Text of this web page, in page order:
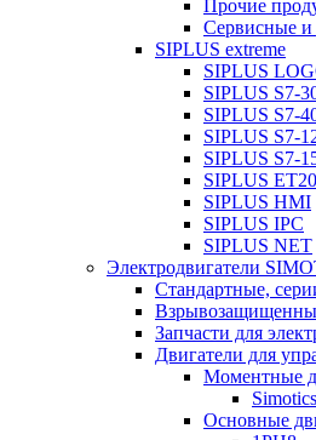
Прочие
Сервисные и
SIPLUS extreme
SIPLUS
SIPLUS S7-
SIPLUS S7-
SIPLUS S7-
SIPLUS S7-
SIPLUS
SIPLUS HMI
SIPLUS IPC
SIPLUS NET
Электродвигатели
Стандартные,
Запчасти для
Двигатели для
Моментные
Основные